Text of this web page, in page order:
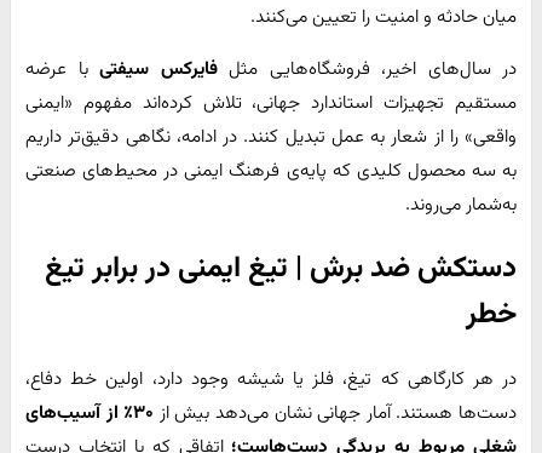
میان حادثه و امنیت را تعیین می‌کنند.
در سال‌های اخیر، فروشگاه‌هایی مثلفایرکس سیفتی با عرضه
مستقیم تجهیزات استاندارد جهانی، تلاش کرده‌اند مفهوم «ایمنی
واقعی» را از شعار به عمل تبدیل کنند. در ادامه، نگاهی دقیق‌تر داریم
به سه محصول کلیدی که پایه‌ی فرهنگ ایمنی در محیط‌های صنعتی
به‌شمار می‌روند.
دستکش ضد برش | تیغ ایمنی در برابر تیغ
خطر
در هر کارگاهی که تیغ، فلز یا شیشه وجود دارد، اولین خط دفاع،
دست‌ها هستند. آمار جهانی نشان می‌دهد بیش از
۳۰٪ از آسیب‌های